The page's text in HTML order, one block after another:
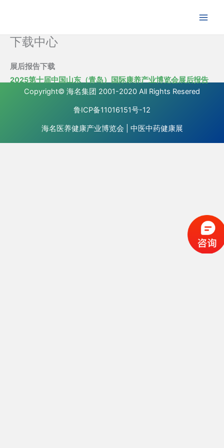
内
下载中心
展后报告下载
2025第十届中国山东（青岛）国际康养产业博览会展后报告
Copyright© 海名集团 2001-2020 All Rights Resered
鲁ICP备11016151号-12
海名医养健康产业博览会 中医中药健康展